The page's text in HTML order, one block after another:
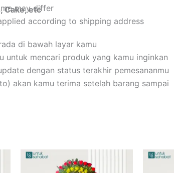
Cake, etc
may differ
according to shipping address
di bawah layar kamu
untuk mencari produk yang kamu inginkan
dengan status terakhir pemesananmu
akan kamu terima setelah barang sampai